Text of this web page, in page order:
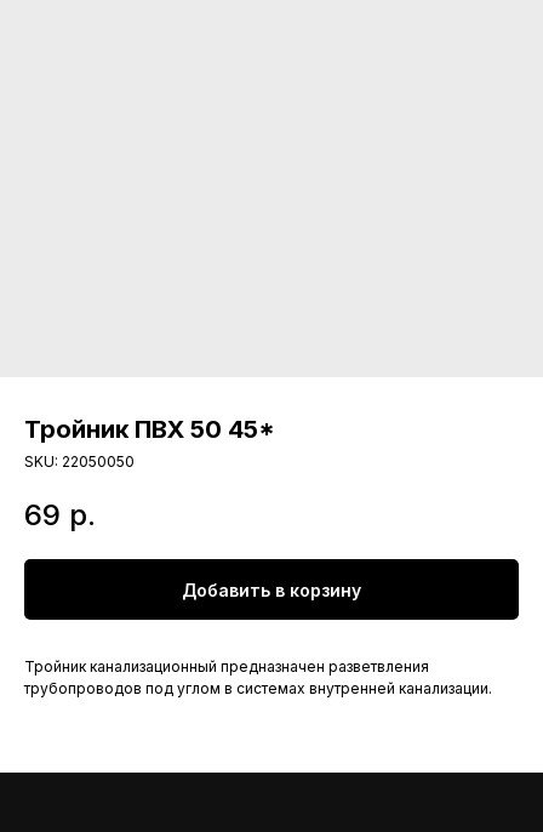
Тройник ПВХ 50 45*
SKU: 22050050
69 р.
Добавить в корзину
Тройник канализационный предназначен разветвления
трубопроводов под углом в системах внутренней канализации.